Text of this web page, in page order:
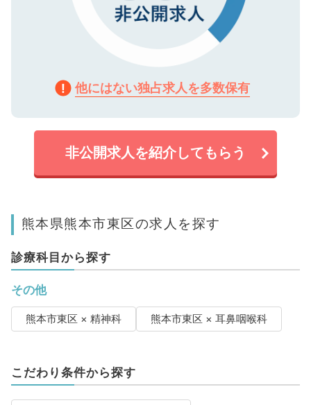
他にはない独占求人を多数保有
非公開求人を紹介してもらう
熊本県熊本市東区の求人を探す
診療科目から探す
その他
熊本市東区 × 精神科 熊本市東区 × 耳鼻咽喉科
こだわり条件から探す